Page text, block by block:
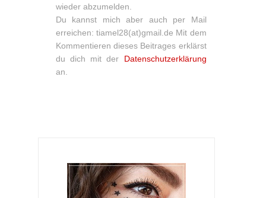
wieder abzumelden.
Du kannst mich aber auch per Mail
erreichen: tiamel28(at)gmail.de Mit dem
Kommentieren dieses Beitrages erklärst
du dich mit der Datenschutzerklärung
an.